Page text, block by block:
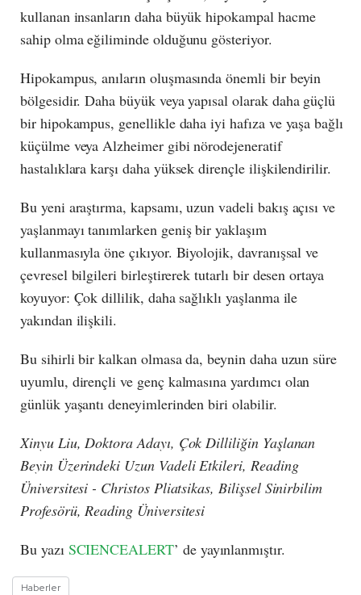
kullanan insanların daha büyük hipokampal hacme
sahip olma eğiliminde olduğunu gösteriyor.
Hipokampus, anıların oluşmasında önemli bir beyin
bölgesidir. Daha büyük veya yapısal olarak daha güçlü
bir hipokampus, genellikle daha iyi hafıza ve yaşa bağlı
küçülme veya Alzheimer gibi nörodejeneratif
hastalıklara karşı daha yüksek dirençle ilişkilendirilir.
Bu yeni araştırma, kapsamı, uzun vadeli bakış açısı ve
yaşlanmayı tanımlarken geniş bir yaklaşım
kullanmasıyla öne çıkıyor. Biyolojik, davranışsal ve
çevresel bilgileri birleştirerek tutarlı bir desen ortaya
koyuyor: Çok dillilik, daha sağlıklı yaşlanma ile
yakından ilişkili.
Bu sihirli bir kalkan olmasa da, beynin daha uzun süre
uyumlu, dirençli ve genç kalmasına yardımcı olan
günlük yaşantı deneyimlerinden biri olabilir.
Xinyu Liu, Doktora Adayı, Çok Dilliliğin Yaşlanan
Beyin Üzerindeki Uzun Vadeli Etkileri, Reading
Üniversitesi - Christos Pliatsikas, Bilişsel Sinirbilim
Profesörü, Reading Üniversitesi
Bu yazı SCIENCEALERT’ de yayınlanmıştır.
Haberler